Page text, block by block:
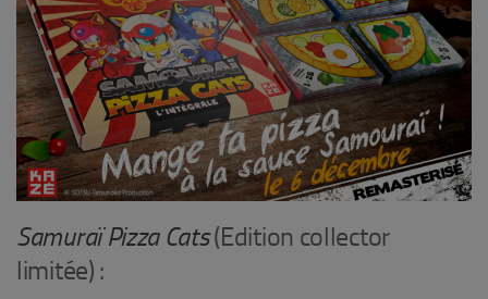
Samuraï Pizza Cats(Edition collector
limitée) :